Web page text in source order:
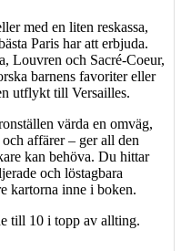
med en liten reskassa,
Paris har att erbjuda.
Louvren och Sacré-Coeur,
barnens favoriter eller
utflykt till Versailles.
värda en omväg,
affärer – ger all den
kan behöva. Du hittar
och löstagbara
kartorna inne i boken.
till 10 i topp av allting.